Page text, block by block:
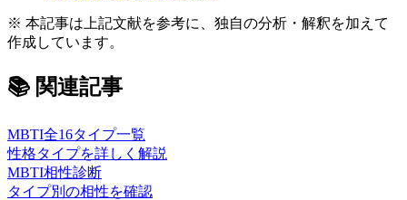
※ 本記事は上記文献を参考に、独自の分析・解釈を加えて
作成しています。
📚 関連記事
MBTI全16タイプ一覧
性格タイプを詳しく解説
MBTI相性診断
タイプ別の相性を確認